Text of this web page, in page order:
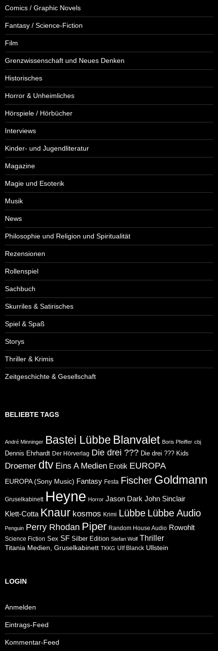
Comics / Graphic Novels
Fantasy / Science-Fiction
Film
Grenzwissenschaft und Neues Denken
Historisches
Horror & Unheimliches
Hörspiele / Hörbücher
Interviews
Kinder- und Jugendliteratur
Magazine
Magie und Esoterik
Musik
News
Philosophie und Religion und Spiritualität
Rezensionen
Rollenspiel
Sachbuch
Skurriles & Satirisches
Spiel & Spaß
Storys
Thriller & Krimis
Zeitgeschichte & Gesellschaft
BELIEBTE TAGS
André Minninger Bastei Lübbe Blanvalet Boris Pfeiffer cbj
Dennis Ehrhardt Der Hörverlag Die drei ??? Die drei ??? Kids
Droemer dtv Eins A Medien Erotik EUROPA
EUROPA (Sony Music) Fantasy Festa Fischer Goldmann
Gruselkabinett Heyne Horror Jason Dark John Sinclair
Klett-Cotta Knaur kosmos Krimi Lübbe Lübbe Audio
Penguin Perry Rhodan Piper Random House Audio Rowohlt
Science Fiction Sex SF Silber Edition Stefan Wolf Thriller
Titania Medien, Gruselkabinett TKKG Ulf Blanck Ullstein
LOGIN
Anmelden
Eintrags-Feed
Kommentar-Feed